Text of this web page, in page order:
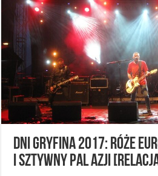
Dni Gryfina 2017: Róże
i Sztywny Pal Azji